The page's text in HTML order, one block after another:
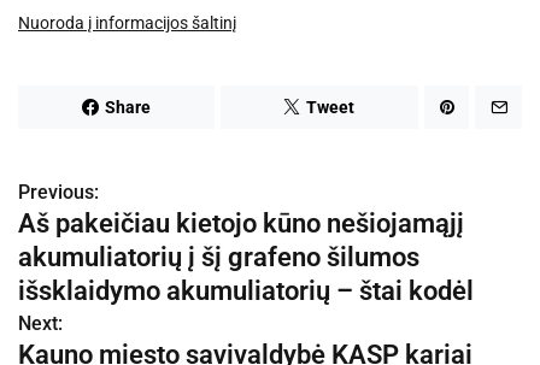
Nuoroda į informacijos šaltinį
Share Tweet
N
a
v
i
Previous:
Aš pakeičiau kietojo kūno nešiojamąjį
akumuliatorių į šį grafeno šilumos
išsklaidymo akumuliatorių – štai kodėl
Next:
Kauno miesto savivaldybė KASP kariai